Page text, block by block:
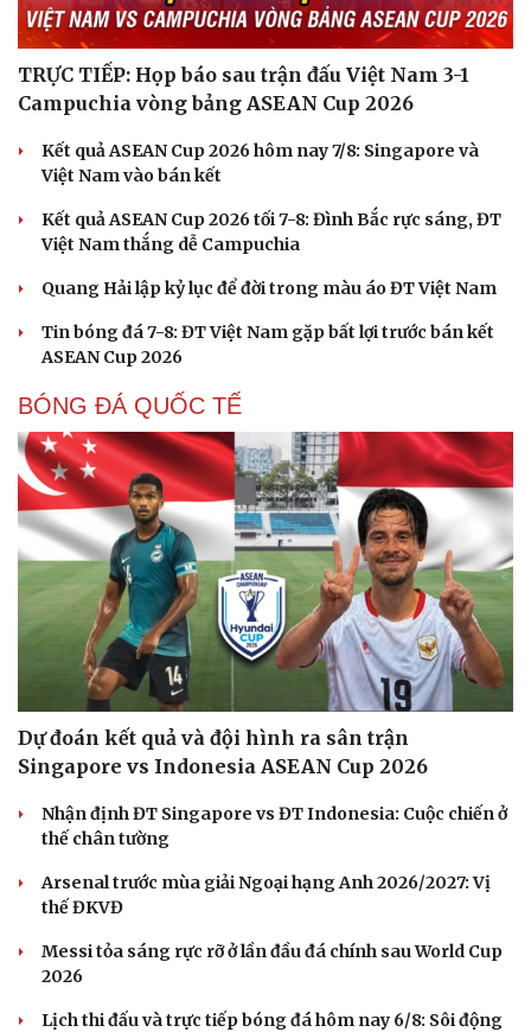
Cải chính
TRỰC TIẾP: Họp báo sau trận đấu Việt Nam 3-1
Campuchia vòng bảng ASEAN Cup 2026
Kết quả ASEAN Cup 2026 hôm nay 7/8: Singapore và
Việt Nam vào bán kết
Kết quả ASEAN Cup 2026 tối 7-8: Đình Bắc rực sáng, ĐT
Việt Nam thắng dễ Campuchia
Quang Hải lập kỷ lục để đời trong màu áo ĐT Việt Nam
Tin bóng đá 7-8: ĐT Việt Nam gặp bất lợi trước bán kết
ASEAN Cup 2026
BÓNG ĐÁ QUỐC TẾ
Dự đoán kết quả và đội hình ra sân trận
Singapore vs Indonesia ASEAN Cup 2026
Nhận định ĐT Singapore vs ĐT Indonesia: Cuộc chiến ở
thế chân tường
Arsenal trước mùa giải Ngoại hạng Anh 2026/2027: Vị
thế ĐKVĐ
Messi tỏa sáng rực rỡ ở lần đầu đá chính sau World Cup
2026
Lịch thi đấu và trực tiếp bóng đá hôm nay 6/8: Sôi động